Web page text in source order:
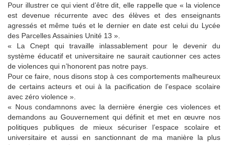
Pour illustrer ce qui vient d’être dit, elle rappelle que « la violence
est devenue récurrente avec des élèves et des enseignants
agressés et même tués et le dernier en date est celui du Lycée
des Parcelles Assainies Unité 13 ».
« La Cnept qui travaille inlassablement pour le devenir du
système éducatif et universitaire ne saurait cautionner ces actes
de violences qui n’honorent pas notre pays.
Pour ce faire, nous disons stop à ces comportements malheureux
de certains acteurs et oui à la pacification de l’espace scolaire
avec zéro violence ».
« Nous condamnons avec la dernière énergie ces violences et
demandons au Gouvernement qui définit et met en œuvre nos
politiques publiques de mieux sécuriser l’espace scolaire et
universitaire et aussi en sanctionnant de ma manière la plus